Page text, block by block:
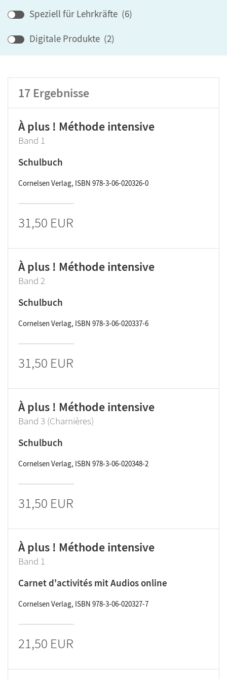
Klassenstufe
Speziell für Lehrkräfte (6)
Digitale Produkte (2)
17 Ergebnisse
À plus ! Méthode intensive
Band 1
Schulbuch
Cornelsen Verlag, ISBN 978-3-06-020326-0
31,50 EUR
À plus ! Méthode intensive
Band 2
Schulbuch
Cornelsen Verlag, ISBN 978-3-06-020337-6
31,50 EUR
À plus ! Méthode intensive
Band 3 (Charnières)
Schulbuch
Cornelsen Verlag, ISBN 978-3-06-020348-2
31,50 EUR
À plus ! Méthode intensive
Band 1
Carnet d'activités mit Audios online
Cornelsen Verlag, ISBN 978-3-06-020327-7
21,50 EUR